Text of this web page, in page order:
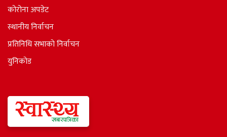
कोरोना अपडेट
स्थानीय निर्वाचन
प्रतिनिधि सभाकाे निर्वाचन
युनिकोड